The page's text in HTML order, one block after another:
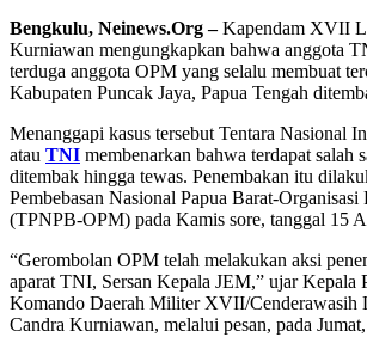
Bengkulu, Neinews.Org –Kapendam XVII
Kurniawan mengungkapkan bahwa anggota
terduga anggota OPM yang selalu membuat
Kabupaten Puncak Jaya, Papua Tengah
Menanggapi kasus tersebut Tentara Nasional
atau TNI membenarkan bahwa terdapat salah
ditembak hingga tewas. Penembakan itu
Pembebasan Nasional Papua Barat-Organisasi
(TPNPB-OPM) pada Kamis sore, tanggal 15
“Gerombolan OPM telah melakukan aksi
aparat TNI, Sersan Kepala JEM,” ujar Kepala
Komando Daerah Militer XVII/Cenderawasih
Candra Kurniawan, melalui pesan, pada